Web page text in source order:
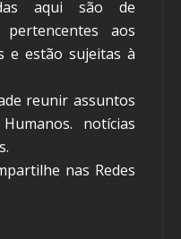
aqui são de
aos
e estão sujeitas à
reunir assuntos
notícias
nas Redes